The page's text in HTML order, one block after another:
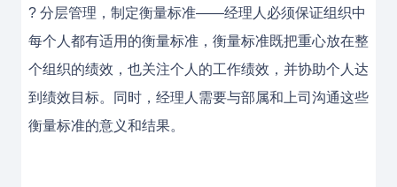
? 分层管理，制定衡量标准——经理人必须保证组织中
每个人都有适用的衡量标准，衡量标准既把重心放在整
个组织的绩效，也关注个人的工作绩效，并协助个人达
到绩效目标。同时，经理人需要与部属和上司沟通这些
衡量标准的意义和结果。